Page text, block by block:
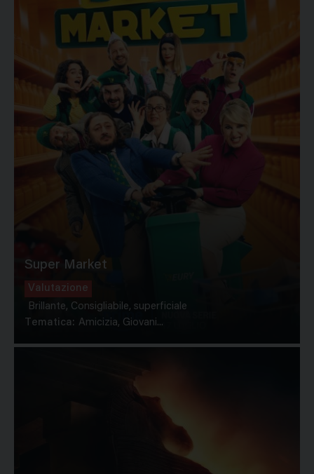
Super Market
Valutazione
Brillante, Consigliabile, superficiale
Tematica: Amicizia, Giovani...